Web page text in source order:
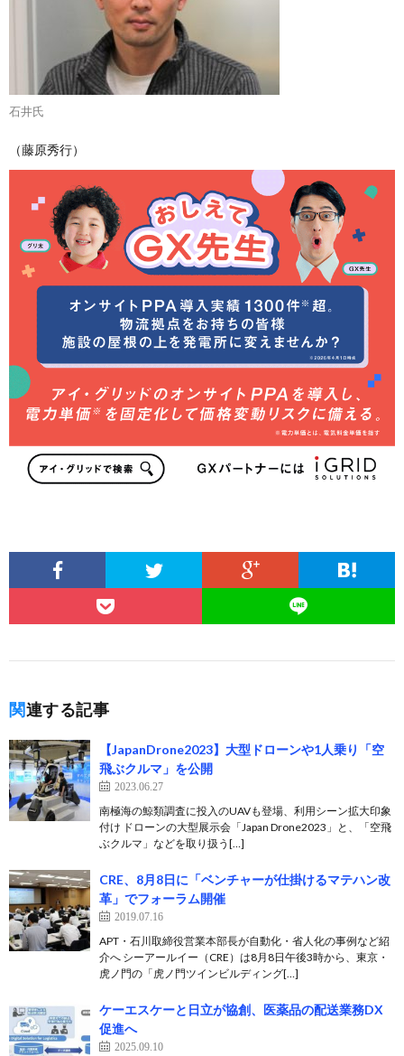
石井氏
（藤原秀行）
関連する記事
【JapanDrone2023】大型ドローンや1人乗り「空
飛ぶクルマ」を公開
2023.06.27
南極海の鯨類調査に投入のUAVも登場、利用シーン拡大印象
付け ドローンの大型展示会「Japan Drone2023」と、「空飛
ぶクルマ」などを取り扱う[…]
CRE、8月8日に「ベンチャーが仕掛けるマテハン改
革」でフォーラム開催
2019.07.16
APT・石川取締役営業本部長が自動化・省人化の事例など紹
介へ シーアールイー（CRE）は8月8日午後3時から、東京・
虎ノ門の「虎ノ門ツインビルディング[…]
ケーエスケーと日立が協創、医薬品の配送業務DX
促進へ
2025.09.10